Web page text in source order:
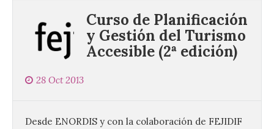
Curso de Planificación
y Gestión del Turismo
Accesible (2ª edición)
28 Oct 2013
Desde ENORDIS y con la colaboración de FEJIDIF